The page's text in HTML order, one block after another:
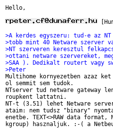
Hello,
>A kerdes egyszeru: tud-e az
>tobb mint 40 Netware szerver
>NT szerveren keresztul
>ottani netware szervereket,
>SAA ). Dedikalt routert vagy
>Peter
Multihome kornyezetben azaz
ol semmit sem tudok.
NTserver tud netware gateway
roupkent lattatni.
NT-t (3.51) lehet Netware
ataim: nem tudsz "binary"
enetbe. TEXT<>RAW data format,
kgroup) hasznaljuk. :-( a